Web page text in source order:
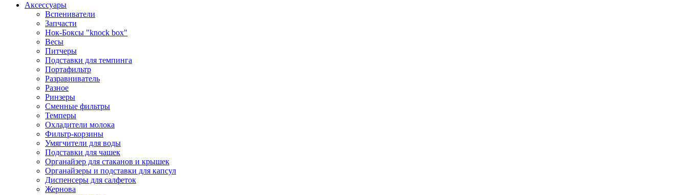
Аксессуары
Вспениватели
Запчасти
Нок-Боксы "knock box"
Весы
Питчеры
Подставки для темпинга
Портафильтр
Разравниватель
Разное
Ринзеры
Сменные фильтры
Темперы
Охладители молока
Фильтр-корзины
Умягчители для воды
Подставки для чашек
Органайзер для стаканов и крышек
Органайзеры и подставки для капсул
Диспенсеры для салфеток
Жернова